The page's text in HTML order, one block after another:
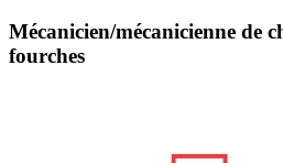
Mécanicien/mécanicienne de
fourches